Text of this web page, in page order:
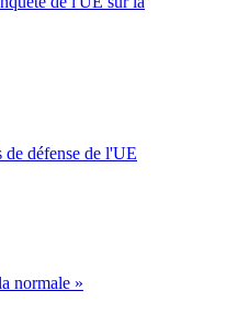
défense de l'UE
normale »